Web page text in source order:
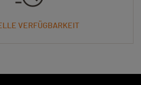
VERFÜGBARKEIT